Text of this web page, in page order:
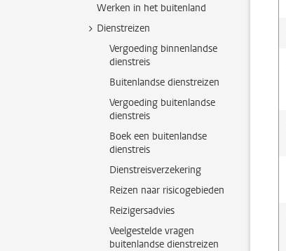
Werken in het buitenland
Dienstreizen
Vergoeding binnenlandse
dienstreis
Buitenlandse dienstreizen
Vergoeding buitenlandse
dienstreis
Boek een buitenlandse
dienstreis
Dienstreisverzekering
Reizen naar risicogebieden
Reizigersadvies
Veelgestelde vragen
buitenlandse dienstreizen